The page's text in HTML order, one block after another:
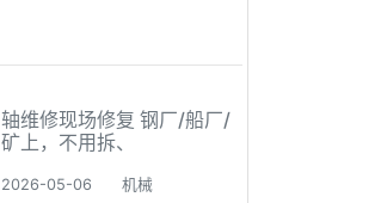
轴维修现场修复 钢厂/船厂/
矿上，不用拆、
2026-05-06 机械